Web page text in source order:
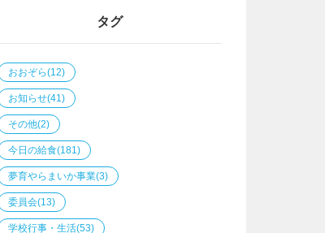
タグ
おおぞら(12)
お知らせ(41)
その他(2)
今日の給食(181)
夢育やらまいか事業(3)
委員会(13)
学校行事・生活(53)